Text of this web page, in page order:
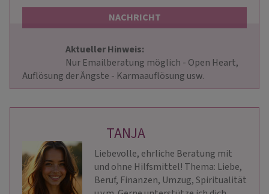
NACHRICHT
Aktueller Hinweis:
Auflösung der Ängste - Karmaauflösung usw.
TANJA
Liebevolle, ehrliche Beratung mit
und ohne Hilfsmittel! Thema: Liebe,
Beruf, Finanzen, Umzug, Spiritualität